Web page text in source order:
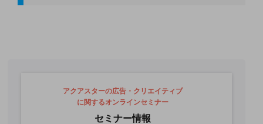
アクアスターの広告・クリエイティブ
に関するオンラインセミナー
セミナー情報